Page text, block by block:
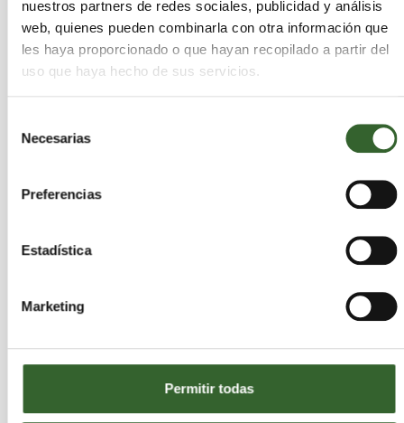
nuestros partners de redes sociales, publicidad y análisis
web, quienes pueden combinarla con otra información que
les haya proporcionado o que hayan recopilado a partir del
uso que haya hecho de sus servicios.
Necesarias
Preferencias
Estadística
Marketing
Permitir todas
establecidos por la normativa europea de
fertilizantes, incluyendo:
Control de contaminantes y sustancias
potencialmente peligrosas
transformación
producto
Este marco regula la entrada de materiales
mercado europeo defertilizantes, facilitando su